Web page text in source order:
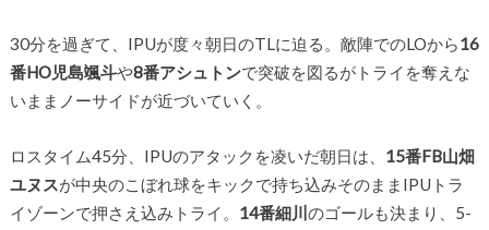
30分を過ぎて、IPUが度々朝日のTLに迫る。敵陣でのLOから16
番HO児島颯斗や8番アシュトンで突破を図るがトライを奪えな
いままノーサイドが近づいていく。
ロスタイム45分、IPUのアタックを凌いだ朝日は、 15番FB山畑
ユヌスが中央のこぼれ球をキックで持ち込みそのままIPUトラ
イゾーンで押さえ込みトライ。 14番細川 のゴールも決まり、5-